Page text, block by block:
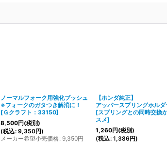
ノーマルフォーク用強化ブッシュ
※フォークのガタつき解消に！
[Ｇクラフト：33150]
8,500円(税別)
(税込: 9,350円)
メーカー希望小売価格: 9,350円
【ホンダ純正】
アッパースプリングホルダ
[スプリングとの同時交換
スメ]
1,260円(税別)
(税込: 1,386円)